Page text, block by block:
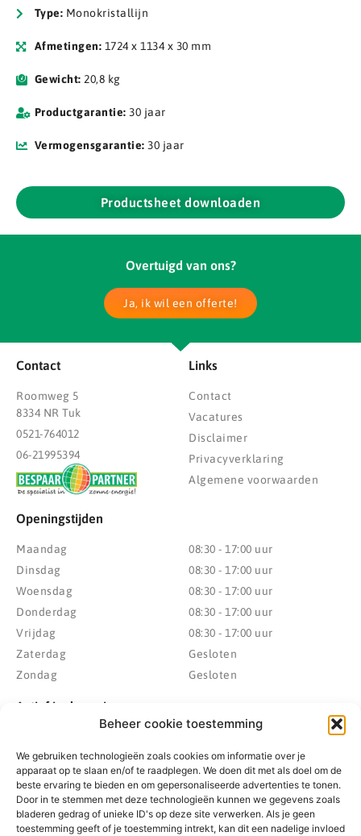
Beheer cookie toestemming
We gebruiken technologieën zoals cookies om informatie over je
apparaat op te slaan en/of te raadplegen. We doen dit met als doel om de
beste ervaring te bieden en om gepersonaliseerde advertenties te tonen.
Door in te stemmen met deze technologieën kunnen we gegevens zoals
bladeren gedrag of unieke ID's op deze site verwerken. Als je geen
toestemming geeft of je toestemming intrekt, kan dit een nadelige invloed
Type: Monokristallijn
Afmetingen: 1724 x 1134 x 30 mm
Gewicht: 20,8 kg
Productgarantie: 30 jaar
Vermogensgarantie: 30 jaar
Productsheet downloaden
Overtuigd van ons?
Ja, ik wil een offerte!
Contact
Roomweg 5
8334 NR Tuk
0521-764012
06-21995394
Links
Contact
Vacatures
Disclaimer
Privacyverklaring
Algemene voorwaarden
Openingstijden
Maandag
Dinsdag
Woensdag
Donderdag
Vrijdag
Zaterdag
Zondag
08:30 - 17:00 uur
08:30 - 17:00 uur
08:30 - 17:00 uur
08:30 - 17:00 uur
08:30 - 17:00 uur
Gesloten
Gesloten
Actief in de regio
Gemeente Hoogeveen
Gemeente Meppel
Gemeente Midden-Drenthe
Gemeente Noordenveld
Gemeente De Wolden
Zwolle
Heerenveen
Kampen